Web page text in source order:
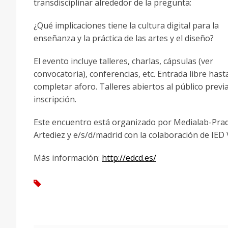
transdisciplinar alrededor de la pregunta:
¿Qué implicaciones tiene la cultura digital para la
enseñanza y la práctica de las artes y el diseño?
El evento incluye talleres, charlas, cápsulas (ver
convocatoria), conferencias, etc. Entrada libre
completar aforo. Talleres abiertos al público previa
inscripción.
Este encuentro está organizado por Medialab-
Artediez y e/s/d/madrid con la colaboración de IED
Más información: http://edcd.es/
tag